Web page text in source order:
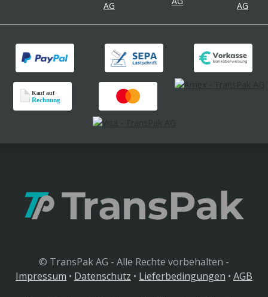
© TransPak AG - Alle Rechte vorbehalten -
Impressum • Datenschutz • Lieferbedingungen • AGB